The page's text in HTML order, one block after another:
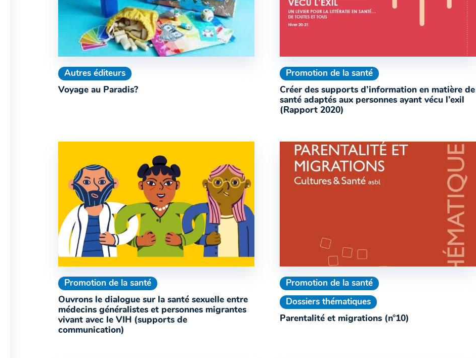
Autres éditeurs
Voyage au Paradis?
Promotion de la santé
Créer des supports d’information en matière de
santé adaptés aux personnes ayant vécu l’exil
(Rapport 2020)
Promotion de la santé
Ouvrons le dialogue sur la santé sexuelle entre
médecins généralistes et personnes migrantes
vivant avec le VIH (supports de
communication)
Promotion de la santé
Dossiers thématiques
Parentalité et migrations (n°10)